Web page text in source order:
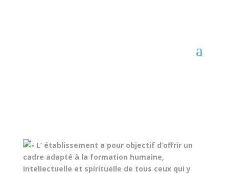
L’ établissement a pour objectif d’offrir un
cadre adapté à la formation humaine,
intellectuelle et spirituelle de tous ceux qui y